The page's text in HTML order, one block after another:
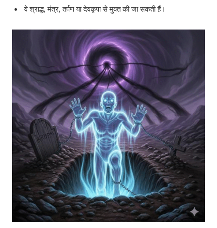
वे श्राद्ध, मंत्र, तर्पण या देवकृपा से मुक्त की जा सकती हैं।